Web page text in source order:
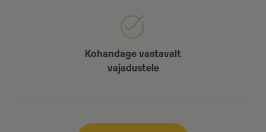
Kohandage vastavalt
vajadustele